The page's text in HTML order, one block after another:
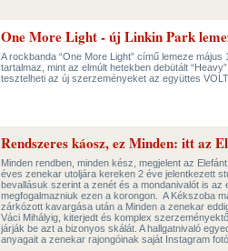
One More Light - új Linkin Park
A rockbanda “One More Light” című lemeze
tartalmaz, mint az elmúlt hetekben debütált
tesztelheti az új szerzeményeket az együttes
Rendszeres káosz, ez Minden: itt az
Minden rendben, minden kész, megjelent az
éves zenekar utoljára kereken 2 éve jelentkezett
bevallásuk szerint a zenét és a mondanivalót is
megfogalmazniuk ezen a korongon. A Kékszoba
zárkózott kavargása után a Minden a zenekar
Váci Mihályig, kiterjedt és komplex
járják be azt a bizonyos skálát. A hallgatnivaló
anyagait a zenekar rajongóinak saját Instagram